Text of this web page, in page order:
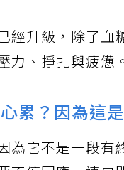
經升級，除了血
力、掙扎與疲憊。
累？因為這
為它不是一段有